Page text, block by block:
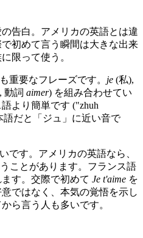
告白。アメリカの英語とは違
初めて言う瞬間は大きな出来
限って使う。
重要なフレーズです。 je (私),
動詞 aimer) を組み合わせてい
より簡単です ("zhuh
だと「ジュ」に近い音で
です。アメリカの英語なら、
ことがあります。フランス語
す。交際で初めて Je t'aime を
ではなく、本気の覚悟を示し
ら言う人も多いです。